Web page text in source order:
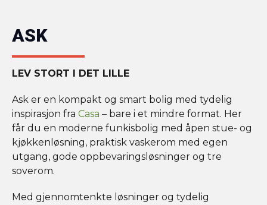
ASK
LEV STORT I DET LILLE
Ask er en kompakt og smart bolig med tydelig
inspirasjon fra Casa – bare i et mindre format. Her
får du en moderne funkisbolig med åpen stue- og
kjøkkenløsning, praktisk vaskerom med egen
utgang, gode oppbevaringsløsninger og tre
soverom.
Med gjennomtenkte løsninger og tydelig